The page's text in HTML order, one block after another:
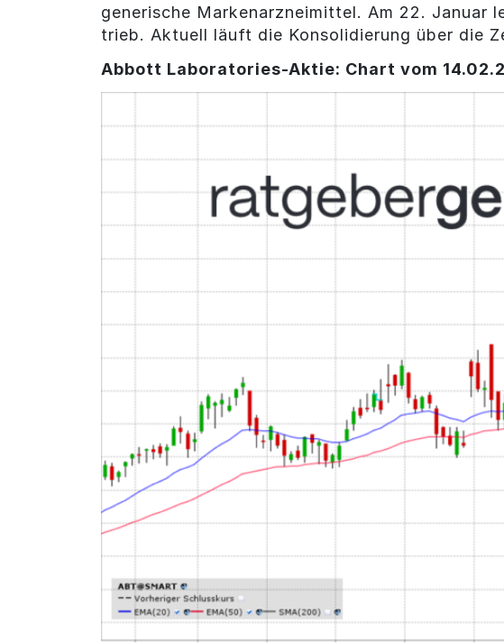
generische Markenarzneimittel. Am 22.
trieb. Aktuell läuft die Konsolidierung über die
Abbott Laboratories-Aktie: Chart vom